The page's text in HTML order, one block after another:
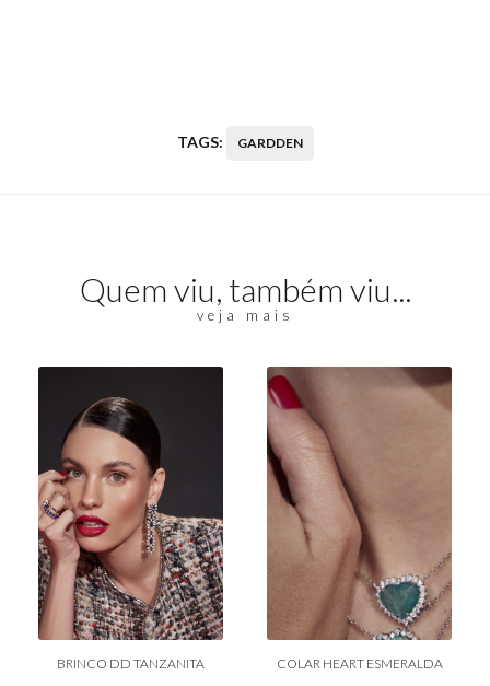
TAGS: GARDDEN
Quem viu, também viu...
veja mais
BRINCO DD TANZANITA COLAR HEART ESMERALDA